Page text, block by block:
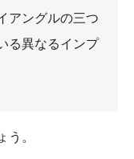
アングルの三つ
る異なるインプ
う。